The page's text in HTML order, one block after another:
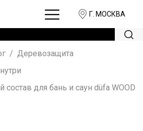
Г. МОСКВА
Деревозащита
для бань и саун düfa WOOD